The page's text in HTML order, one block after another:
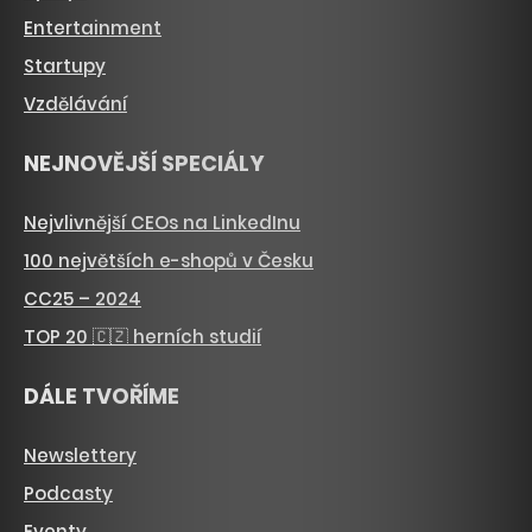
Entertainment
Startupy
Vzdělávání
NEJNOVĚJŠÍ SPECIÁLY
Nejvlivnější CEOs na LinkedInu
100 největších e-shopů v Česku
CC25 – 2024
TOP 20 🇨🇿 herních studií
DÁLE TVOŘÍME
Newslettery
Podcasty